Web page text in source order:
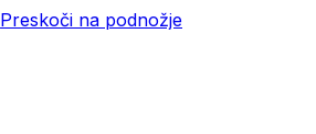
Preskoči na podnožje